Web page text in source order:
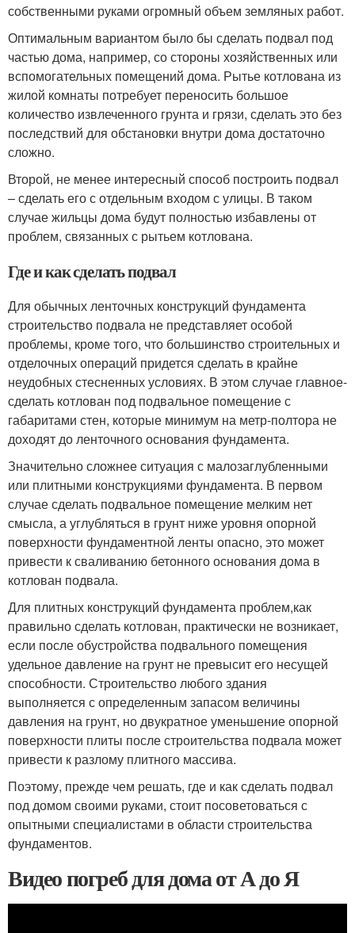
собственными руками огромный объем земляных работ.
Оптимальным вариантом было бы сделать подвал под
частью дома, например, со стороны хозяйственных или
вспомогательных помещений дома. Рытье котлована из
жилой комнаты потребует переносить большое
количество извлеченного грунта и грязи, сделать это без
последствий для обстановки внутри дома достаточно
сложно.
Второй, не менее интересный способ построить подвал
– сделать его с отдельным входом с улицы. В таком
случае жильцы дома будут полностью избавлены от
проблем, связанных с рытьем котлована.
Где и как сделать подвал
Для обычных ленточных конструкций фундамента
строительство подвала не представляет особой
проблемы, кроме того, что большинство строительных и
отделочных операций придется сделать в крайне
неудобных стесненных условиях. В этом случае главное-
сделать котлован под подвальное помещение с
габаритами стен, которые минимум на метр-полтора не
доходят до ленточного основания фундамента.
Значительно сложнее ситуация с малозаглубленными
или плитными конструкциями фундамента. В первом
случае сделать подвальное помещение мелким нет
смысла, а углубляться в грунт ниже уровня опорной
поверхности фундаментной ленты опасно, это может
привести к сваливанию бетонного основания дома в
котлован подвала.
Для плитных конструкций фундамента проблем,как
правильно сделать котлован, практически не возникает,
если после обустройства подвального помещения
удельное давление на грунт не превысит его несущей
способности. Строительство любого здания
выполняется с определенным запасом величины
давления на грунт, но двукратное уменьшение опорной
поверхности плиты после строительства подвала может
привести к разлому плитного массива.
Поэтому, прежде чем решать, где и как сделать подвал
под домом своими руками, стоит посоветоваться с
опытными специалистами в области строительства
фундаментов.
Видео погреб для дома от А до Я